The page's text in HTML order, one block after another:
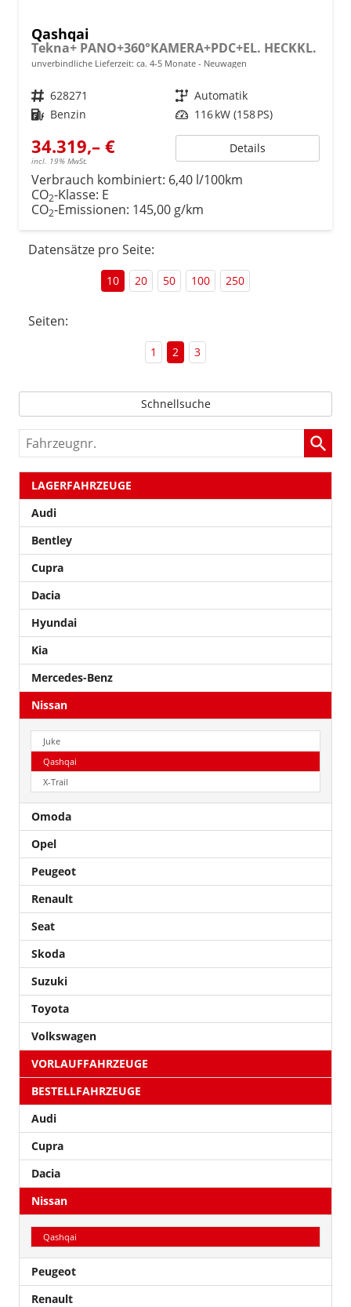
Qashqai
Tekna+ PANO+360°KAMERA+PDC+EL. HECKKL.
unverbindliche Lieferzeit: ca. 4-5 Monate Neuwagen
Fahrzeugnr. 628271 Getriebe Automatik
Kraftstoff Benzin Leistung 116 kW (158 PS)
34.319,– €
incl. 19% MwSt.
Details
Verbrauch kombiniert: 6,40 l/100km
CO2-Klasse: E
CO2-Emissionen: 145,00 g/km
Datensätze pro Seite:
10 20 50 100 250
Seiten:
1 2 3
Schnellsuche
Fahrzeugnr.
LAGERFAHRZEUGE
Audi
Bentley
Cupra
Dacia
Hyundai
Kia
Mercedes-Benz
Nissan
Juke
Qashqai
X-Trail
Omoda
Opel
Peugeot
Renault
Seat
Skoda
Suzuki
Toyota
Volkswagen
VORLAUFFAHRZEUGE
BESTELLFAHRZEUGE
Audi
Cupra
Dacia
Nissan
Qashqai
Peugeot
Renault